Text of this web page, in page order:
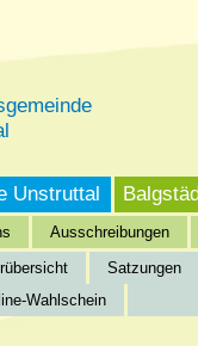
Unstruttal
Ausschreibungen
Satzungen
Wahlschein
Unstruttal»